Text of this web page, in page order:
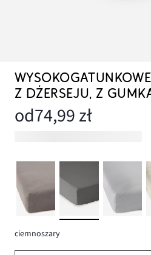
Z DŻERSEJU, Z
od74,99 zł
ciemnoszary